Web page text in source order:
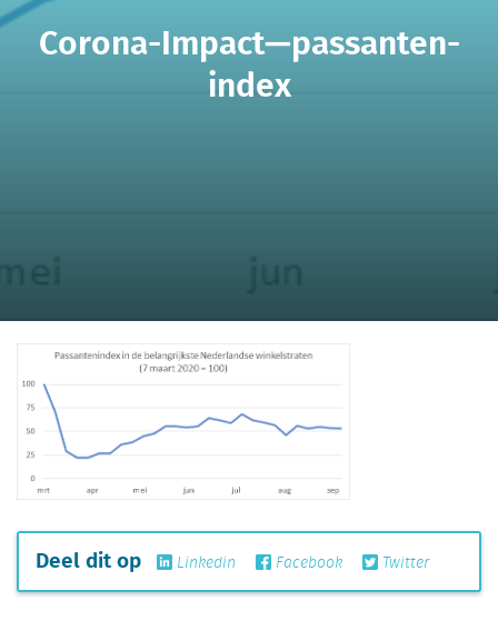
Corona-Impact—passanten-
index
Deel dit op Linkedin Facebook Twitter